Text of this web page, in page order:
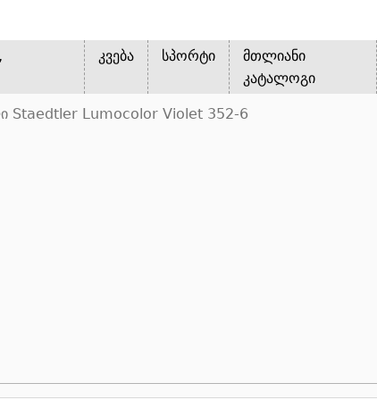
კვება სპორტი
მთლიანი
კატალოგი
Staedtler Lumocolor Violet 352-6